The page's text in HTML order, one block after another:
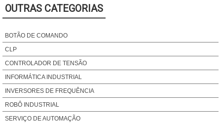
PROGRAMAÇÃO PLC
PROGRAMAÇÃO ROUTER CNC
PROJETO DE AUTOMAÇÃO
PROJETO DE AUTOMAÇÃO INDUSTRIAL
OUTRAS CATEGORIAS
BOTÃO DE COMANDO
CLP
CONTROLADOR DE TENSÃO
INFORMÁTICA INDUSTRIAL
INVERSORES DE FREQUÊNCIA
ROBÔ INDUSTRIAL
SERVIÇO DE AUTOMAÇÃO